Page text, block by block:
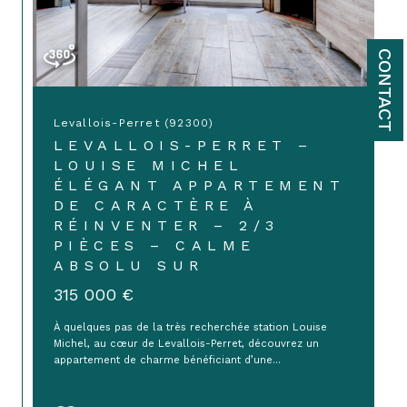
CONTACT
Levallois-Perret (92300)
LEVALLOIS-PERRET –
LOUISE MICHEL
ÉLÉGANT APPARTEMENT
DE CARACTÈRE À
RÉINVENTER – 2/3
PIÈCES – CALME
ABSOLU SUR
315 000 €
À quelques pas de la très recherchée station Louise
Michel, au cœur de Levallois-Perret, découvrez un
appartement de charme bénéficiant d’une...